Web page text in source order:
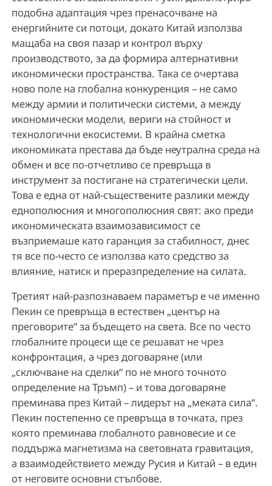
подобна адаптация чрез пренасочване на
енергийните си потоци, докато Китай използва
мащаба на своя пазар и контрол върху
производството, за да формира алтернативни
икономически пространства. Така се очертава
ново поле на глобална конкуренция – не само
между армии и политически системи, а между
икономически модели, вериги на стойност и
технологични екосистеми. В крайна сметка
икономиката престава да бъде неутрална среда на
обмен и все по‑отчетливо се превръща в
инструмент за постигане на стратегически цели.
Това е една от най‑съществените разлики между
еднополюсния и многополюсния свят: ако преди
икономическата взаимозависимост се
възприемаше като гаранция за стабилност, днес
тя все по‑често се използва като средство за
влияние, натиск и преразпределение на силата.
Третият най-разпознаваем параметър е че именно
Пекин се превръща в естествен „център на
преговорите“ за бъдещето на света. Все по често
глобалните процеси ще се решават не чрез
конфронтация, а чрез договаряне (или
„сключване на сделки“ по не много точното
определение на Тръмп) – и това договаряне
преминава през Китай – лидерът на „меката сила“.
Пекин постепенно се превръща в точката, през
която преминава глобалното равновесие и се
поддържа магнетизма на световната гравитация,
а взаимодействието между Русия и Китай – в един
от неговите основни стълбове.